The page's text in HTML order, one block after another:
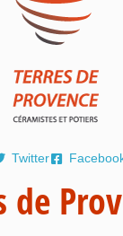
Twitter
de